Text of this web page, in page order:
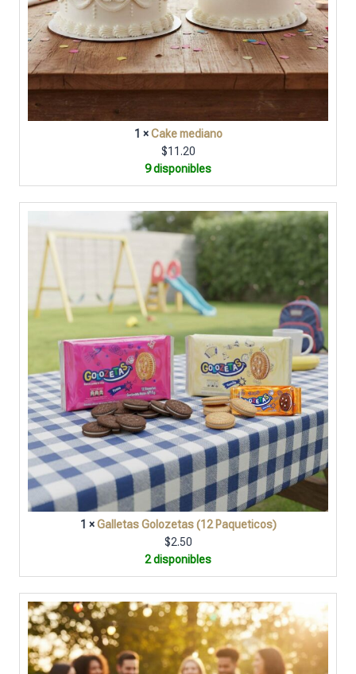
1 ×Cake mediano
$11.20
9 disponibles
1 ×Galletas Golozetas (12 Paqueticos)
$2.50
2 disponibles